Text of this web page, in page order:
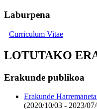
Laburpena
Curriculum Vitae
LOTUTAKO
Erakunde publikoa
Erakunde
(2020/10/03 - 2023/